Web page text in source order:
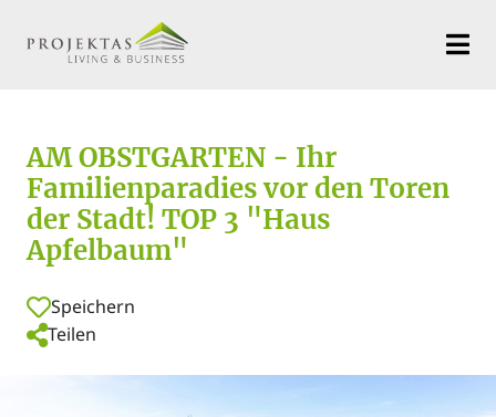
AM OBSTGARTEN - Ihr
Familienparadies vor den Toren
der Stadt! TOP 3 "Haus
Apfelbaum"
Speichern
Teilen